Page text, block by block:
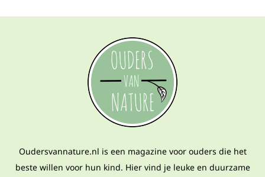
Oudersvannature.nl is een magazine voor ouders die het
beste willen voor hun kind. Hier vind je leuke en duurzame